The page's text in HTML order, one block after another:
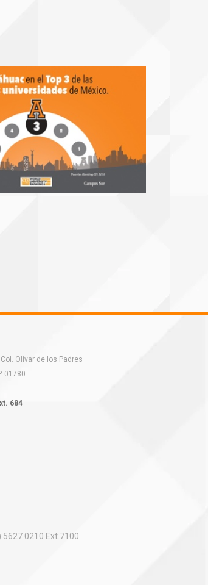
Nuevas Tendencias Del
Big Data Para Este 2022
Olivar de los Padres
01780
684
0210 Ext.7100